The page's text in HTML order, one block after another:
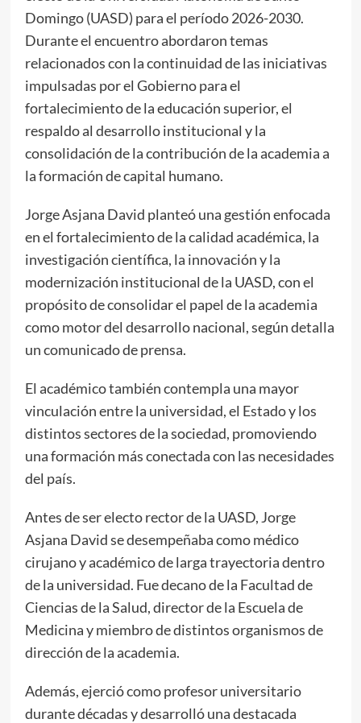
Domingo (UASD) para el período 2026-2030.
Durante el encuentro abordaron temas
relacionados con la continuidad de las iniciativas
impulsadas por el Gobierno para el
fortalecimiento de la educación superior, el
respaldo al desarrollo institucional y la
consolidación de la contribución de la academia a
la formación de capital humano.
Jorge Asjana David planteó una gestión enfocada
en el fortalecimiento de la calidad académica, la
investigación científica, la innovación y la
modernización institucional de la UASD, con el
propósito de consolidar el papel de la academia
como motor del desarrollo nacional, según detalla
un comunicado de prensa.
El académico también contempla una mayor
vinculación entre la universidad, el Estado y los
distintos sectores de la sociedad, promoviendo
una formación más conectada con las necesidades
del país.
Antes de ser electo rector de la UASD, Jorge
Asjana David se desempeñaba como médico
cirujano y académico de larga trayectoria dentro
de la universidad. Fue decano de la Facultad de
Ciencias de la Salud, director de la Escuela de
Medicina y miembro de distintos organismos de
dirección de la academia.
Además, ejerció como profesor universitario
durante décadas y desarrolló una destacada